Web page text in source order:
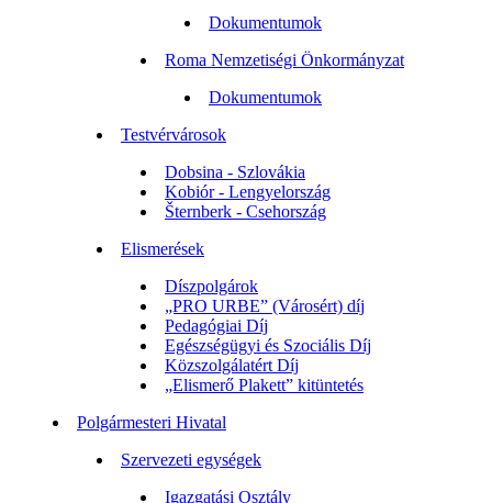
Dokumentumok
Roma Nemzetiségi Önkormányzat
Dokumentumok
Testvérvárosok
Dobsina - Szlovákia
Kobiór - Lengyelország
Šternberk - Csehország
Elismerések
Díszpolgárok
„PRO URBE” (Városért) díj
Pedagógiai Díj
Egészségügyi és Szociális Díj
Közszolgálatért Díj
„Elismerő Plakett” kitüntetés
Polgármesteri Hivatal
Szervezeti egységek
Igazgatási Osztály